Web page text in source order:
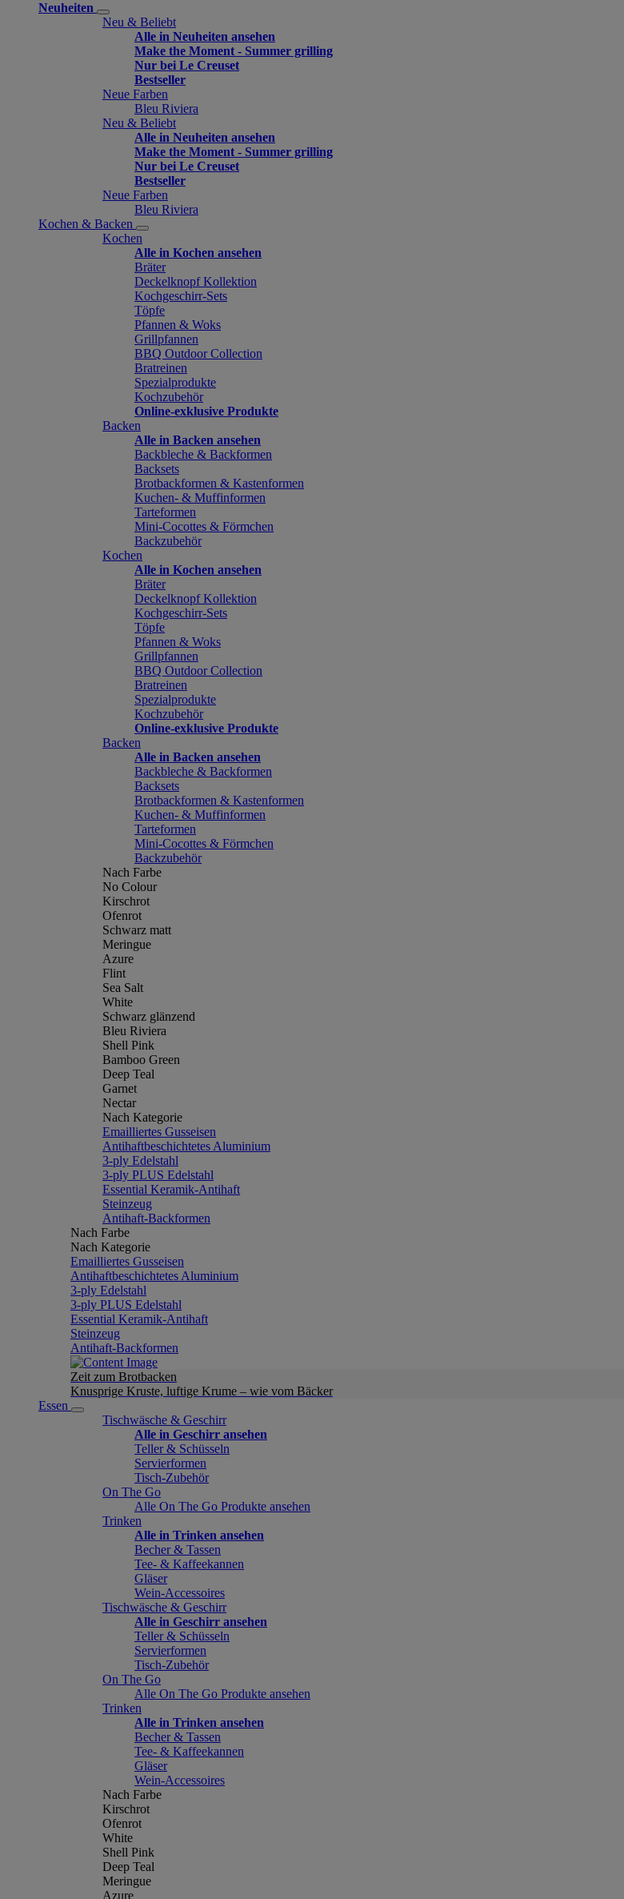
Neuheiten
Neu & Beliebt
Alle in Neuheiten ansehen
Make the Moment - Summer grilling
Nur bei Le Creuset
Bestseller
Neue Farben
Bleu Riviera
Neu & Beliebt
Alle in Neuheiten ansehen
Make the Moment - Summer grilling
Nur bei Le Creuset
Bestseller
Neue Farben
Bleu Riviera
Kochen & Backen
Kochen
Alle in Kochen ansehen
Bräter
Deckelknopf Kollektion
Kochgeschirr-Sets
Töpfe
Pfannen & Woks
Grillpfannen
BBQ Outdoor Collection
Bratreinen
Spezialprodukte
Kochzubehör
Online-exklusive Produkte
Backen
Alle in Backen ansehen
Backbleche & Backformen
Backsets
Brotbackformen & Kastenformen
Kuchen- & Muffinformen
Tarteformen
Mini-Cocottes & Förmchen
Backzubehör
Kochen
Alle in Kochen ansehen
Bräter
Deckelknopf Kollektion
Kochgeschirr-Sets
Töpfe
Pfannen & Woks
Grillpfannen
BBQ Outdoor Collection
Bratreinen
Spezialprodukte
Kochzubehör
Online-exklusive Produkte
Backen
Alle in Backen ansehen
Backbleche & Backformen
Backsets
Brotbackformen & Kastenformen
Kuchen- & Muffinformen
Tarteformen
Mini-Cocottes & Förmchen
Backzubehör
Nach Farbe
No Colour
Kirschrot
Ofenrot
Schwarz matt
Meringue
Azure
Flint
Sea Salt
White
Schwarz glänzend
Bleu Riviera
Shell Pink
Bamboo Green
Deep Teal
Garnet
Nectar
Nach Kategorie
Emailliertes Gusseisen
Antihaftbeschichtetes Aluminium
3-ply Edelstahl
3-ply PLUS Edelstahl
Essential Keramik-Antihaft
Steinzeug
Antihaft-Backformen
Nach Farbe
Nach Kategorie
Emailliertes Gusseisen
Antihaftbeschichtetes Aluminium
3-ply Edelstahl
3-ply PLUS Edelstahl
Essential Keramik-Antihaft
Steinzeug
Antihaft-Backformen
Zeit zum Brotbacken
Knusprige Kruste, luftige Krume – wie vom Bäcker
Essen
Tischwäsche & Geschirr
Alle in Geschirr ansehen
Teller & Schüsseln
Servierformen
Tisch-Zubehör
On The Go
Alle On The Go Produkte ansehen
Trinken
Alle in Trinken ansehen
Becher & Tassen
Tee- & Kaffeekannen
Gläser
Wein-Accessoires
Tischwäsche & Geschirr
Alle in Geschirr ansehen
Teller & Schüsseln
Servierformen
Tisch-Zubehör
On The Go
Alle On The Go Produkte ansehen
Trinken
Alle in Trinken ansehen
Becher & Tassen
Tee- & Kaffeekannen
Gläser
Wein-Accessoires
Nach Farbe
Kirschrot
Ofenrot
White
Shell Pink
Deep Teal
Meringue
Azure